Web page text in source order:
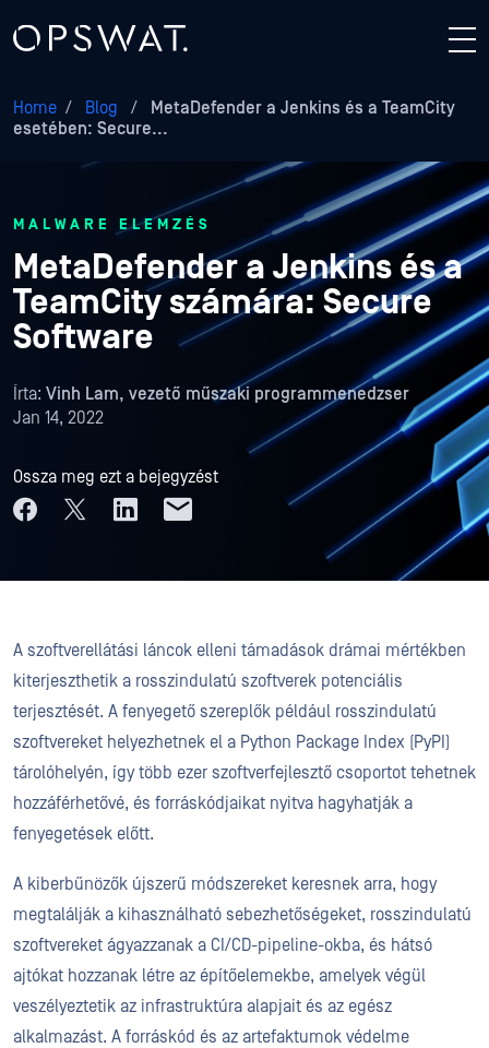
Home / Blog /
MetaDefender a Jenkins és a TeamCity
esetében: Secure...
MALWARE ELEMZÉS
MetaDefender a Jenkins és a
TeamCity számára: Secure
Software
Írta: Vinh Lam, vezető műszaki programmenedzser
Jan 14, 2022
Ossza meg ezt a bejegyzést
A szoftverellátási láncok elleni támadások drámai mértékben
kiterjeszthetik a rosszindulatú szoftverek potenciális
terjesztését. A fenyegető szereplők például rosszindulatú
szoftvereket helyezhetnek el a Python Package Index (PyPI)
tárolóhelyén, így több ezer szoftverfejlesztő csoportot tehetnek
hozzáférhetővé, és forráskódjaikat nyitva hagyhatják a
fenyegetések előtt.
A kiberbűnözők újszerű módszereket keresnek arra, hogy
megtalálják a kihasználható sebezhetőségeket, rosszindulatú
szoftvereket ágyazzanak a CI/CD-pipeline-okba, és hátsó
ajtókat hozzanak létre az építőelemekbe, amelyek végül
veszélyeztetik az infrastruktúra alapjait és az egész
alkalmazást. A forráskód és az artefaktumok védelme